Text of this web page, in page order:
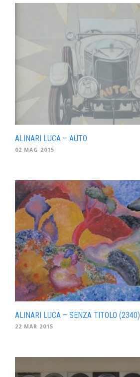
ALINARI LUCA – AUTO
02 MAG 2015
ALINARI LUCA – SENZA TITOLO (2340)
22 MAR 2015